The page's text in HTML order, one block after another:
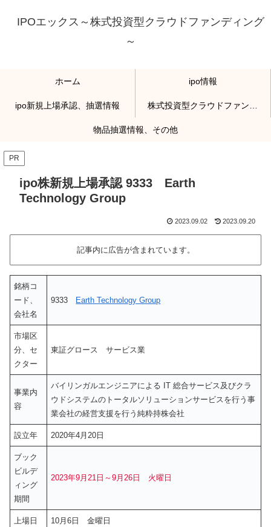
IPOエックス～株式投資型クラウドファンディング
～
ホーム ipo情報
ipo新規上場承認、抽選情報
物品抽選情報、その他
PR
ipo株新規上場承認 9333 Earth
Technology Group
2023.09.02 2023.09.20
記事内に広告が含まれています。
銘柄コ
ード、
会社名
9333 Earth Technology Group
市場区
分、セ
クター
東証グロース サービス業
事業内
容
バイリンガルエンジニアによる IT 総合サービス及びクラ
ウドシステムのトータルソリューションサービスを行う事
業会社の経営支援を行う純粋持株会社
設立年 2020年4月20日
ブック
ビルデ
ィング
期間
2023年9月21日～9月26日 火曜日
上場日 10月6日 金曜日